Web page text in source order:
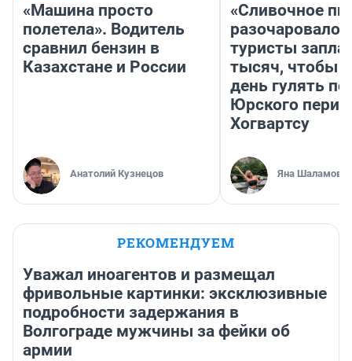
«Машина просто
полетела». Водитель
сравнил бензин в
Казахстане и России
Анатолий Кузнецов
«Сливочное
разочаровало»:
туристы
тысяч, чтобы
день гулять по
Юрского
Хогвартсу
Яна Шаламова
РЕКОМЕНДУЕМ
Уважал иноагентов и размещал
фривольные картинки: эксклюзивные
подробности задержания в
Волгограде мужчины за фейки об
армии